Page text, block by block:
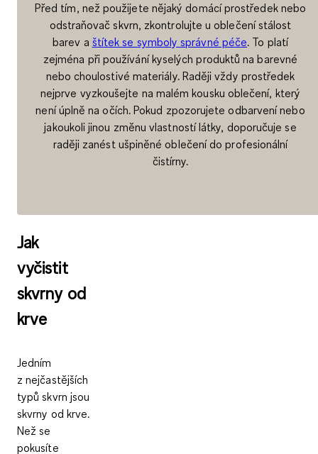
Před tím, než použijete nějaký domácí prostředek nebo
odstraňovač skvrn, zkontrolujte u oblečení stálost
barev a štítek se symboly správné péče. To platí
zejména při používání kyselých produktů na barevné
nebo choulostivé materiály. Raději vždy prostředek
nejprve vyzkoušejte na malém kousku oblečení, který
není úplně na očích. Pokud zpozorujete odbarvení nebo
jakoukoli jinou změnu vlastností látky, doporučuje se
raději zanést ušpiněné oblečení do profesionální
čistírny.
Jak
vyčistit
skvrny od
krve
Jedním
z nejčastějších
typů skvrn jsou
skvrny od krve.
Než se
pokusíte